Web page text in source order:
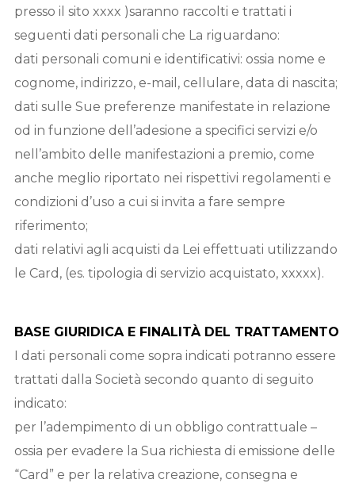
presso il sito xxxx )saranno raccolti e trattati i
seguenti dati personali che La riguardano:
dati personali comuni e identificativi: ossia nome e
cognome, indirizzo, e-mail, cellulare, data di nascita;
dati sulle Sue preferenze manifestate in relazione
od in funzione dell’adesione a specifici servizi e/o
nell’ambito delle manifestazioni a premio, come
anche meglio riportato nei rispettivi regolamenti e
condizioni d’uso a cui si invita a fare sempre
riferimento;
dati relativi agli acquisti da Lei effettuati utilizzando
le Card, (es. tipologia di servizio acquistato, xxxxx).
BASE GIURIDICA E FINALITÀ DEL TRATTAMENTO
I dati personali come sopra indicati potranno essere
trattati dalla Società secondo quanto di seguito
indicato:
per l’adempimento di un obbligo contrattuale –
ossia per evadere la Sua richiesta di emissione delle
“Card” e per la relativa creazione, consegna e